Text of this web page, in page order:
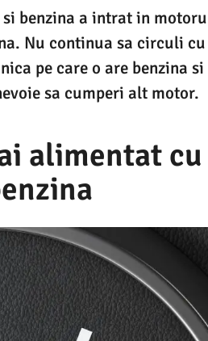
benzina a intrat in
Nu continua sa circuli cu
pe care o are benzina
sa cumperi alt motor.
alimentat cu